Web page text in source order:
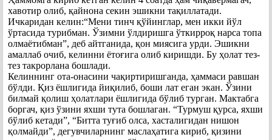
хавотир олиб, қайнона секин эшикни тақиллатади.
Ичкаридан келин:“Мени тинч қўйинглар, мен икки йўл
ўртасида турибман. Ўзимни ўлдиришга ўткирроқ нарса топа
олмаётибман”, деб айтганида, қон миясига урди. Эшикни
амаллаб очиб, келинни ётоғига олиб киришди. Бу ҳолат тез-
тез такрорлана бошлади.
Келиннинг ота-онасини чақиртиришганда, ҳаммаси равшан
бўлди. Қиз ёшлигида йиқилиб, боши лат еган экан. Ўзини
билмай қолиш ҳолатлари ёшлигида бўлиб турган. Мактабга
боргач, қиз ўзини яхши тута бошлаган. “Турмуш қурса, яхши
бўлиб кетади”, “Битта туғиб олса, хасталигидан нишон
қолмайди”, дегувчиларнинг маслаҳатига кириб, қизини